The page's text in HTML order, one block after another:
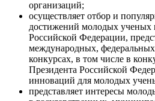
организаций;
осуществляет отбор и
достижений молодых ученых
Российской Федерации,
международных,
конкурсах, в том числе в
Президента Российской
инноваций для молодых
представляет интересы